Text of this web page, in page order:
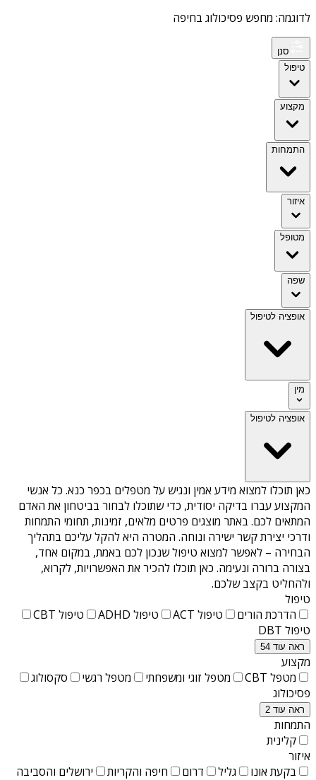
לדוגמה: מחפש פסיכולוג בחיפה
סנן
טיפול
מקצוע
התמחות
איזור
מטופל
שפה
אופציה לטיפול
מין
אופציה לטיפול
כאן תוכלו למצוא מידע אמין ונגיש על מטפלים בכפר כנא. כל אנשי
המקצוע עברו בדיקה יסודית, כדי שתוכלו לבחור בביטחון את האדם
המתאים לכם. באתר מוצגים פרטים מלאים, זמינות, תחומי התמחות
ודרכי יצירת קשר ישירה ונוחה. המטרה היא להקל עליכם בתהליך
הבחירה – לאפשר למצוא טיפול שנכון לכם באמת, במקום אחד,
בצורה ברורה ונעימה. כאן תוכלו להכיר את האפשרויות, לקרוא,
ולהחליט בקצב שלכם.
טיפול
הדרכת הורים
טיפול ACT טיפול ADHD
טיפול CBT
טיפול DBT
ראה עוד 54
מקצוע
מטפל CBT
מטפל זוגי ומשפחתי מטפל רגשי
סקסולוג
פסיכולוג
ראה עוד 2
התמחות
קלינית
איזור
בקעת אונו
גליל דרום חיפה והקריות ירושלים והסביבה